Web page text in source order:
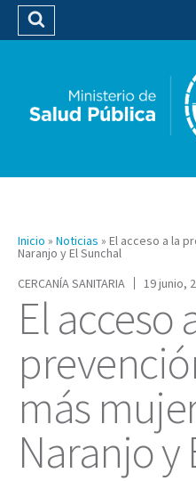
Buscar
Inicio » Noticias » El acceso a la
Naranjo y El Sunchal
CERCANÍA SANITARIA
19 junio,
El acceso
más
Naranjo y